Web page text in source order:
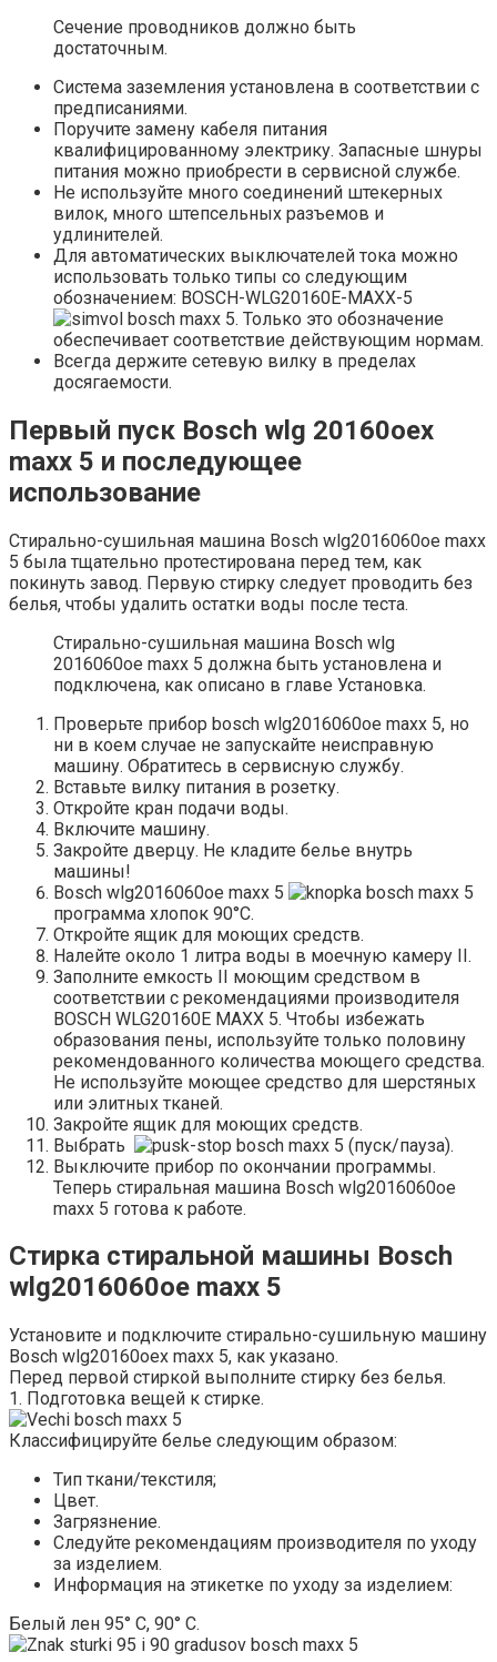
Сечение проводников должно быть
достаточным.
Система заземления установлена в соответствии с
предписаниями.
Поручите замену кабеля питания
квалифицированному электрику. Запасные шнуры
питания можно приобрести в сервисной службе.
Не используйте много соединений штекерных
вилок, много штепсельных разъемов и
удлинителей.
Для автоматических выключателей тока можно
использовать только типы со следующим
обозначением: BOSCH-WLG20160E-MAXX-5
. Только это обозначение
обеспечивает соответствие действующим нормам.
Всегда держите сетевую вилку в пределах
досягаемости.
Первый пуск Bosch wlg 20160oex
maxx 5 и последующее
использование
Стирально-сушильная машина Bosch wlg2016060oe maxx
5 была тщательно протестирована перед тем, как
покинуть завод. Первую стирку следует проводить без
белья, чтобы удалить остатки воды после теста.
Стирально-сушильная машина Bosch wlg
2016060oe maxx 5 должна быть установлена и
подключена, как описано в главе Установка.
Проверьте прибор bosch wlg2016060oe maxx 5, но
ни в коем случае не запускайте неисправную
машину. Обратитесь в сервисную службу.
Вставьте вилку питания в розетку.
Откройте кран подачи воды.
Включите машину.
Закройте дверцу. Не кладите белье внутрь
машины!
Bosch wlg2016060oe maxx 5
программа хлопок 90°C.
Откройте ящик для моющих средств.
Налейте около 1 литра воды в моечную камеру II.
Заполните емкость II моющим средством в
соответствии с рекомендациями производителя
BOSCH WLG20160E MAXX 5. Чтобы избежать
образования пены, используйте только половину
рекомендованного количества моющего средства.
Не используйте моющее средство для шерстяных
или элитных тканей.
Закройте ящик для моющих средств.
Выбрать
(пуск/пауза).
Выключите прибор по окончании программы.
Теперь стиральная машина Bosch wlg2016060oe
maxx 5 готова к работе.
Стирка стиральной машины Bosch
wlg2016060oe maxx 5
Установите и подключите стирально-сушильную машину
Bosch wlg20160oex maxx 5, как указано.
Перед первой стиркой выполните стирку без белья.
1. Подготовка вещей к стирке.
Классифицируйте белье следующим образом:
Тип ткани/текстиля;
Цвет.
Загрязнение.
Следуйте рекомендациям производителя по уходу
за изделием.
Информация на этикетке по уходу за изделием:
Белый лен 95° C, 90° C.